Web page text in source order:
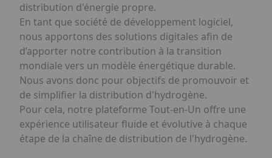
distribution d'énergie propre.
En tant que société de développement logiciel,
nous apportons des solutions digitales afin de
d’apporter notre contribution à la transition
mondiale vers un modèle énergétique durable.
Nous avons donc pour objectifs de promouvoir et
de simplifier la distribution d'hydrogène.
Pour cela, notre plateforme Tout-en-Un offre une
expérience utilisateur fluide et évolutive à chaque
étape de la chaîne de distribution de l'hydrogène.